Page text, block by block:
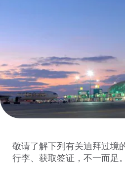
敬请了解下列有关迪拜过境
行李、获取签证，不一而足。